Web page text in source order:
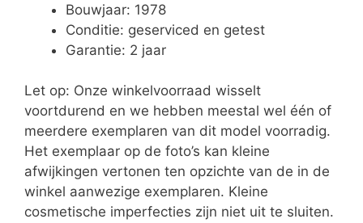
Bouwjaar: 1978
Conditie: geserviced en getest
Garantie: 2 jaar
Let op: Onze winkelvoorraad wisselt
voortdurend en we hebben meestal wel één of
meerdere exemplaren van dit model voorradig.
Het exemplaar op de foto’s kan kleine
afwijkingen vertonen ten opzichte van de in de
winkel aanwezige exemplaren. Kleine
cosmetische imperfecties zijn niet uit te sluiten.